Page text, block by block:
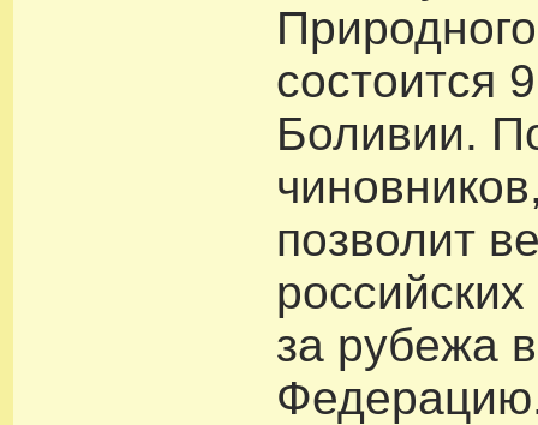
состоится
Боливии.
позволит
за рубежа